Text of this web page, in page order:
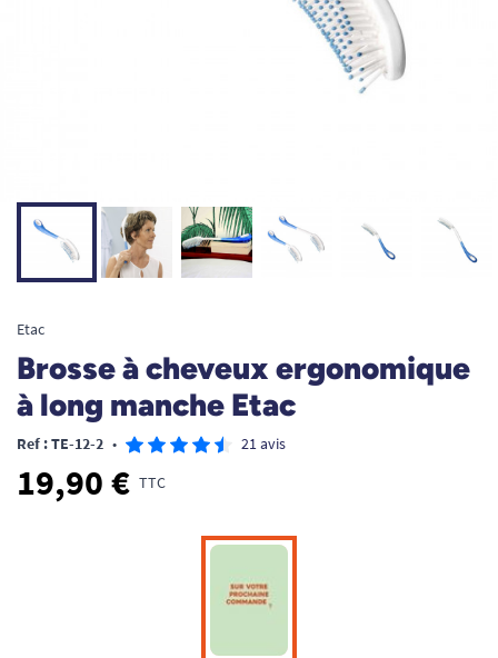
Etac
Brosse à cheveux ergonomique
à long manche Etac
Ref : TE-12-2 • 21 avis
19,90 € TTC